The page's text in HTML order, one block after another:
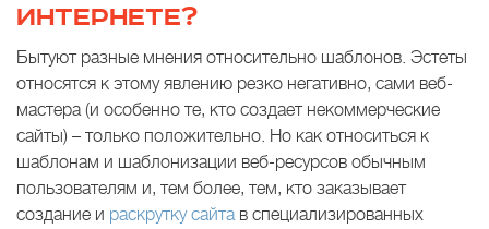
ИНТЕРНЕТЕ?
Бытуют разные мнения относительно шаблонов. Эстеты
относятся к этому явлению резко негативно, сами веб-
мастера (и особенно те, кто создает некоммерческие
сайты) – только положительно. Но как относиться к
шаблонам и шаблонизации веб-ресурсов обычным
пользователям и, тем более, тем, кто заказывает
создание и раскрутку сайтав специализированных